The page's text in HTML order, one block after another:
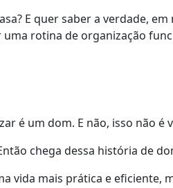
E quer saber a verdade,
rotina de organização
é um dom. E não, isso não é
chega dessa história de
vida mais prática e eficiente,